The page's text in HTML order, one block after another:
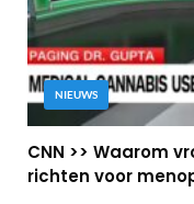
NIEUWS
CNN >> Waarom
richten voor